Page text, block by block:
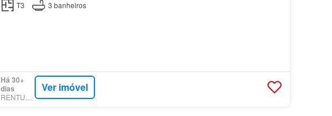
T3
3 banheiros
Há 30+
dias
Ver imóvel